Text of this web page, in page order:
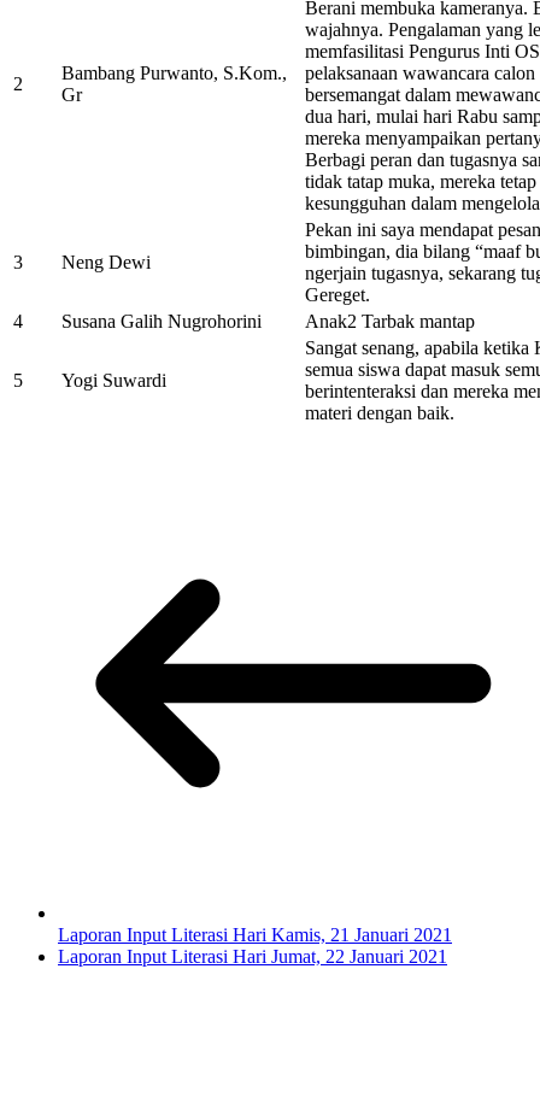
2
Bambang Purwanto, S.Kom.,
Gr
Berani membuka kameranya.
wajahnya. Pengalaman yang
memfasilitasi Pengurus Inti
pelaksanaan wawancara
bersemangat dalam
dua hari, mulai hari Rabu
mereka menyampaikan
Berbagi peran dan tugasnya
tidak tatap muka, mereka
kesungguhan dalam
3 Neng Dewi
Pekan ini saya mendapat
bimbingan, dia bilang “maaf
ngerjain tugasnya, sekarang
Gereget.
4
Susana Galih Nugrohorini Anak2 Tarbak mantap
5 Yogi Suwardi
Sangat senang, apabila
semua siswa dapat masuk
berintenteraksi dan mereka
materi dengan baik.
Laporan Input Literasi Hari Kamis, 21 Januari 2021
Laporan Input Literasi Hari Jumat, 22 Januari 2021